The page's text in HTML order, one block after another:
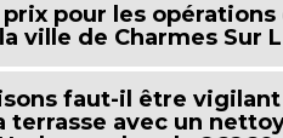
pour les
ville de Charmes Sur
faut-il être
terrasse avec un